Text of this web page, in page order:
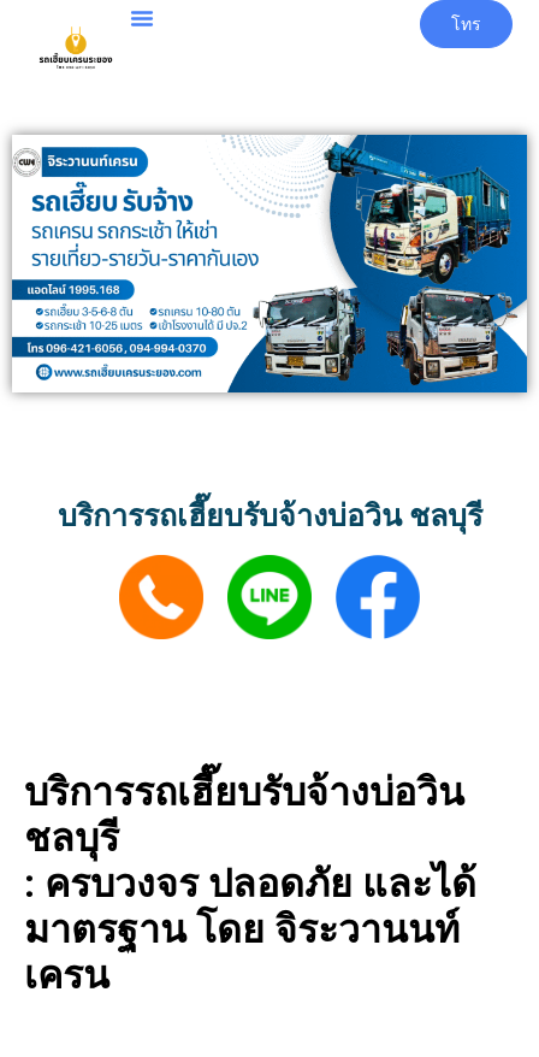
โทร
บริการรถเฮี๊ยบรับจ้างบ่อวิน ชลบุรี
บริการรถเฮี๊ยบรับจ้างบ่อวิน
ชลบุรี
: ครบวงจร ปลอดภัย และได้
มาตรฐาน โดย จิระวานนท์
เครน